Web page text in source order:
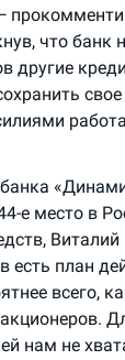
что банк
другие
свое
банка
е место в
есть план
всего,
нам не